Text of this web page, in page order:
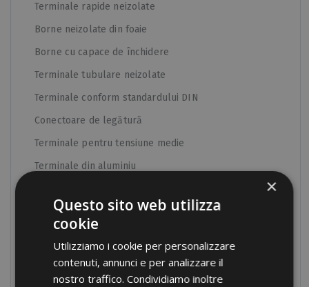
Terminale rapide neizolate
Borne neizolate din foaie
Borne cu capace de închidere
Terminale tubulare neizolate
Terminale conform standardului DIN
Conectoare de legătură
Terminale pentru tensiune medie
Terminale din aluminiu
Shunt C și borne pentru conexiune la pământ
Furci și pini terminali
Seturi asortate
×
Questo sito web utilizza
cookie
Utilizziamo i cookie per personalizzare
contenuti, annunci e per analizzare il
nostro traffico. Condividiamo inoltre